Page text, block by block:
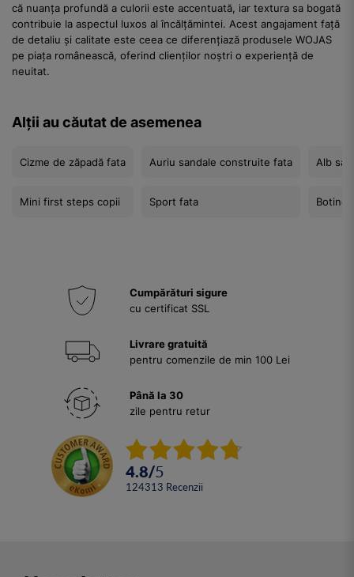
că nuanța profundă a culorii este accentuată, iar textura sa bogată
contribuie la aspectul luxos al încălțămintei. Acest angajament față
de detaliu și calitate este ceea ce diferențiază produsele WOJAS
pe piața românească, oferind clienților noștri o experiență de
neuitat.
Alții au căutat de asemenea
Cizme de zăpadă fata
Mini first steps copii
Auriu sandale construite fata
Sport fata
Alb
Botine
Cumpărături sigure
cu certificat SSL
Livrare gratuită
pentru comenzile de min 100 Lei
Până la 30
zile pentru retur
4.8/5
124313 Recenzii